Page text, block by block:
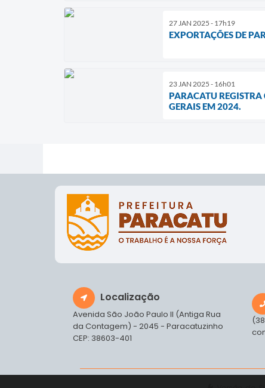
27 JAN 2025 - 17h19
EXPORTAÇÕES DE
23 JAN 2025 - 16h01
PARACATU
GERAIS EM 2024.
Localização
Avenida São João Paulo II (Antiga Rua
da Contagem) - 2045 - Paracatuzinho
CEP: 38603-401